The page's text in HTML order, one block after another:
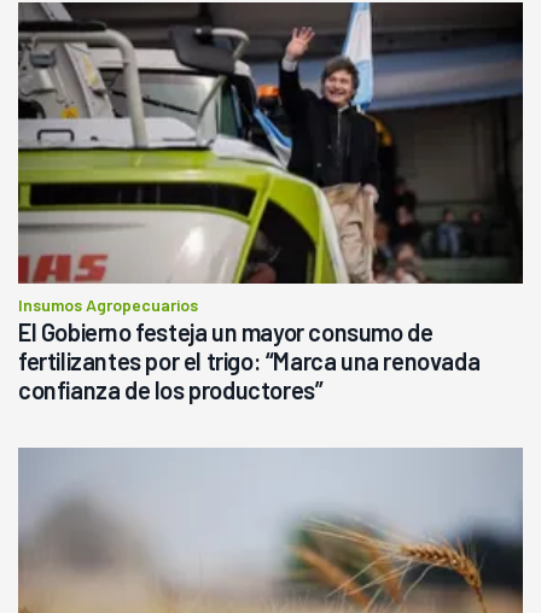
Insumos Agropecuarios
El Gobierno festeja un mayor consumo de
fertilizantes por el trigo: “Marca una renovada
confianza de los productores”